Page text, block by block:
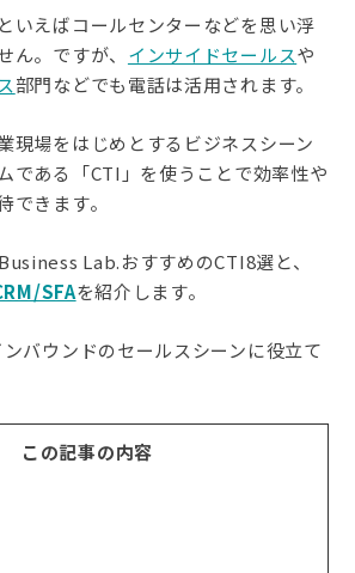
いえばコールセンターなどを思い浮
ん。ですが、 インサイドセールスや
部門などでも電話は活用されます。
現場をはじめとするビジネスシーン
である「CTI」を使うことで効率性や
できます。
Lab.おすすめのCTI8選と、
SFAを紹介します。
バウンドのセールスシーンに役立て
この記事の内容